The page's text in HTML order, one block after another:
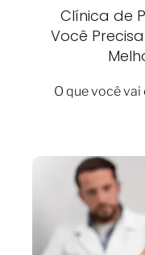
Clínica de
Você
O que você vai